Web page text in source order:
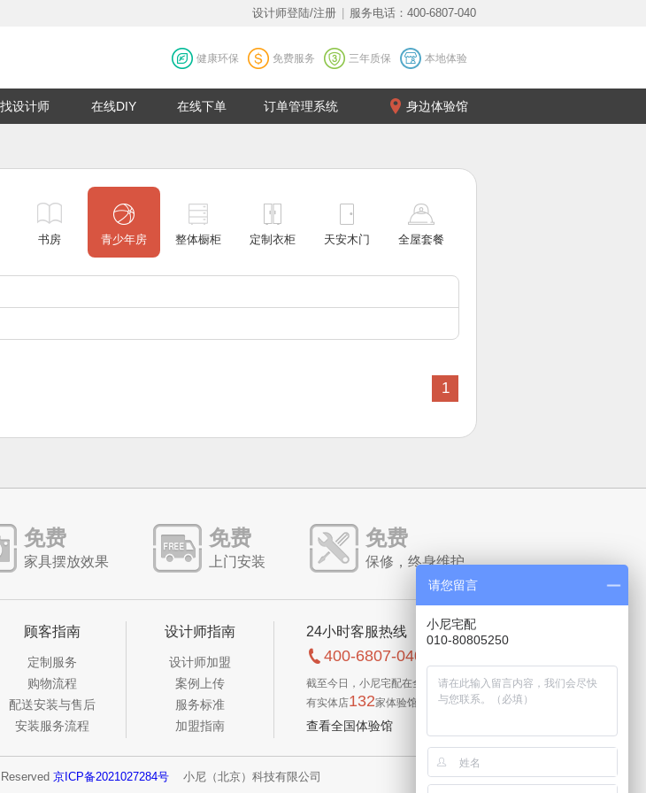
设计师登陆/注册 服务电话：400-6807-040
健康环保 免费服务 三年质保 本地体验
找设计师 在线DIY 在线下单 订单管理系统 身边体验馆
书房 青少年房 整体橱柜 定制衣柜 天安木门 全屋套餐
1
免费
家具摆放效果
免费
上门安装
免费
保修，终身维护
顾客指南
定制服务
购物流程
配送安装与售后
安装服务流程
设计师指南
设计师加盟
案例上传
服务标准
加盟指南
24小时客服热线
400-6807-040
截至今日，小尼宅配在全国已
有实体店132家体验馆
查看全国体验馆
京ICP备2021027284号 小尼（北京）科技有限公司
请您留言
小尼宅配
010-80805250